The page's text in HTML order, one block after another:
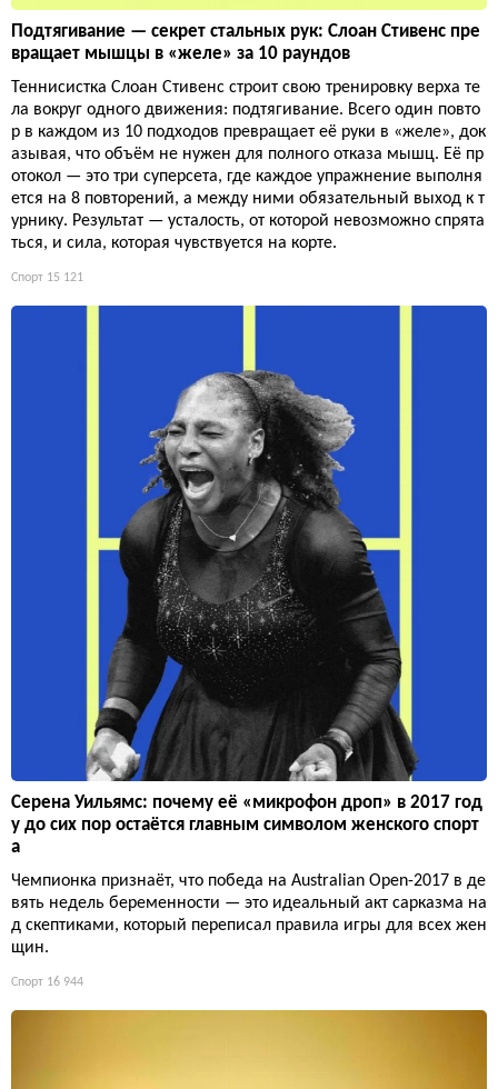
Подтягивание — секрет стальных рук: Слоан Стивенс пре
вращает мышцы в «желе» за 10 раундов
Теннисистка Слоан Стивенс строит свою тренировку верха те
ла вокруг одного движения: подтягивание. Всего один повто
р в каждом из 10 подходов превращает её руки в «желе», док
азывая, что объём не нужен для полного отказа мышц. Её пр
отокол — это три суперсета, где каждое упражнение выполня
ется на 8 повторений, а между ними обязательный выход к т
урнику. Результат — усталость, от которой невозможно спрята
ться, и сила, которая чувствуется на корте.
Спорт 15 121
Серена Уильямс: почему её «микрофон дроп» в 2017 год
у до сих пор остаётся главным символом женского спорт
а
Чемпионка признаёт, что победа на Australian Open-2017 в де
вять недель беременности — это идеальный акт сарказма на
д скептиками, который переписал правила игры для всех жен
щин.
Спорт 16 944